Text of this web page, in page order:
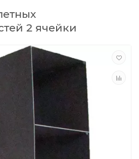
2 ячейки